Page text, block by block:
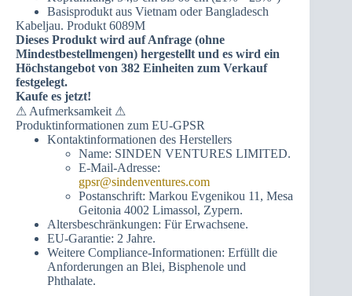
Basisprodukt aus Vietnam oder Bangladesch
Kabeljau. Produkt 6089M
Dieses Produkt wird auf Anfrage (ohne
Mindestbestellmengen) hergestellt und es wird ein
Höchstangebot von 382 Einheiten zum Verkauf
festgelegt.
Kaufe es jetzt!
⚠ Aufmerksamkeit ⚠
Produktinformationen zum EU-GPSR
Kontaktinformationen des Herstellers
Name: SINDEN VENTURES LIMITED.
E-Mail-Adresse:
gpsr@sindenventures.com
Postanschrift: Markou Evgenikou 11, Mesa
Geitonia 4002 Limassol, Zypern.
Altersbeschränkungen: Für Erwachsene.
EU-Garantie: 2 Jahre.
Weitere Compliance-Informationen: Erfüllt die
Anforderungen an Blei, Bisphenole und
Phthalate.